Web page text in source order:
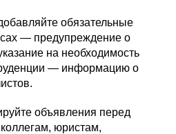
обязательные
— предупреждение о
на необходимость
— информацию о
объявления перед
юристам,